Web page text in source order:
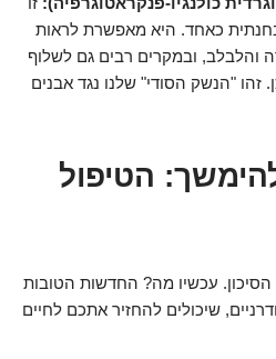
כאחד. היא מאפשרת לראות
והלבלב, ובמקרים רבים גם לשלוף
"הנשק הסודי" שלנו נגד אבנים
הטיפול
עכשיו מה? החדשות הטובות
שיכולים להחזיר אתכם לחיים